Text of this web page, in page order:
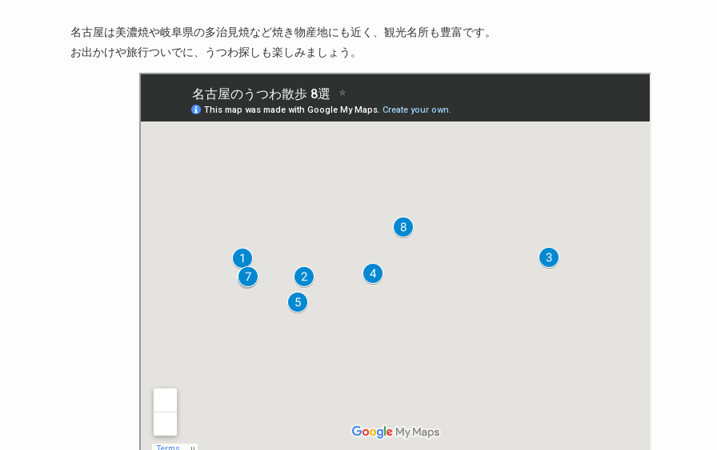
名古屋は美濃焼や岐阜県の多治見焼など焼き物産地にも近く、観光名所も豊富です。
お出かけや旅行ついでに、うつわ探しも楽しみましょう。